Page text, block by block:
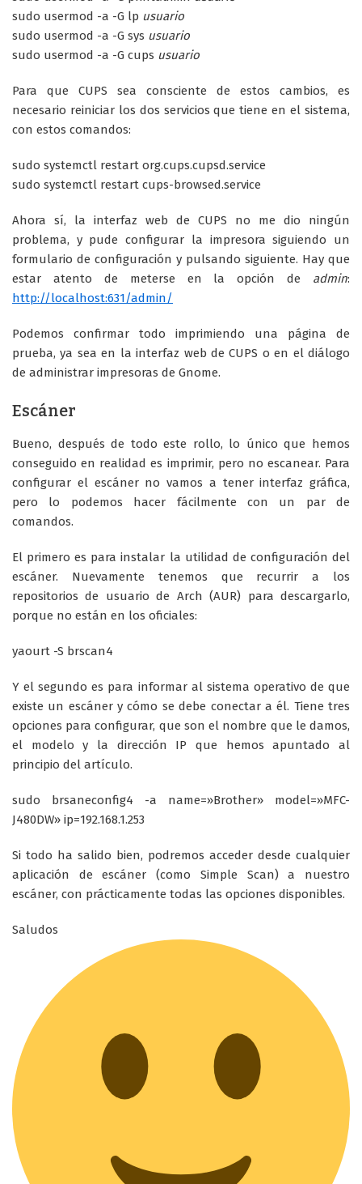
sudo usermod -a -G lp usuario
sudo usermod -a -G sys usuario
sudo usermod -a -G cups usuario
Para que CUPS sea consciente de estos cambios, es
necesario reiniciar los dos servicios que tiene en el sistema,
con estos comandos:
sudo systemctl restart org.cups.cupsd.service
sudo systemctl restart cups-browsed.service
Ahora sí, la interfaz web de CUPS no me dio ningún
problema, y pude configurar la impresora siguiendo un
formulario de configuración y pulsando siguiente. Hay que
estar atento de meterse en la opción de admin:
http://localhost:631/admin/
Podemos confirmar todo imprimiendo una página de
prueba, ya sea en la interfaz web de CUPS o en el diálogo
de administrar impresoras de Gnome.
Escáner
Bueno, después de todo este rollo, lo único que hemos
conseguido en realidad es imprimir, pero no escanear. Para
configurar el escáner no vamos a tener interfaz gráfica,
pero lo podemos hacer fácilmente con un par de
comandos.
El primero es para instalar la utilidad de configuración del
escáner. Nuevamente tenemos que recurrir a los
repositorios de usuario de Arch (AUR) para descargarlo,
porque no están en los oficiales:
yaourt -S brscan4
Y el segundo es para informar al sistema operativo de que
existe un escáner y cómo se debe conectar a él. Tiene tres
opciones para configurar, que son el nombre que le damos,
el modelo y la dirección IP que hemos apuntado al
principio del artículo.
sudo brsaneconfig4 -a name=»Brother» model=»MFC-
J480DW» ip=192.168.1.253
Si todo ha salido bien, podremos acceder desde cualquier
aplicación de escáner (como Simple Scan) a nuestro
escáner, con prácticamente todas las opciones disponibles.
Saludos